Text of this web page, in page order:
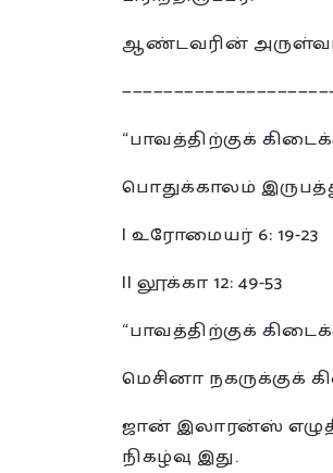
ஆண்டவரின்
“பாவத்திற்குக்
பொதுக்காலம்
I உரோமையர் 6: 19-23
II லூக்கா 12: 49-53
“பாவத்திற்குக்
மெசினா
ஜான் இலாரன்ஸ்
நிகழ்வு இது.